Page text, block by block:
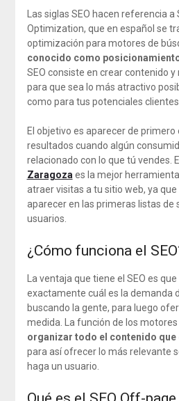
Las siglas SEO hacen referencia a
Optimization, que en español se
optimización para motores de
conocido como
SEO consiste en crear contenido
para que sea lo más atractivo
como para tus potenciales
El objetivo es aparecer de primero
resultados cuando algún
relacionado con lo que tú vendes. El
Zaragozaes la mejor
atraer visitas a tu sitio web, ya
aparecer en las primeras listas de
usuarios.
¿Cómo funciona el
La ventaja que tiene el SEO es
exactamente cuál es la demanda
buscando la gente, para luego
medida. La función de los motores
organizar todo el contenido que
para así ofrecer lo más relevante
haga un usuario.